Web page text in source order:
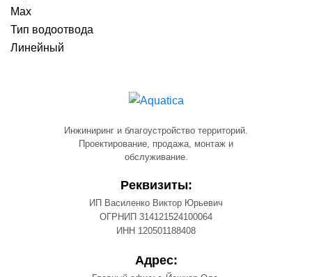
Max
Тип водоотвода
Линейный
Инжиниринг и благоустройство территорий.
Проектирование, продажа, монтаж и
обслуживание.
Реквизиты:
ИП Василенко Виктор Юрьевич
ОГРНИП 314121524100064
ИНН 120501188408
Адрес: